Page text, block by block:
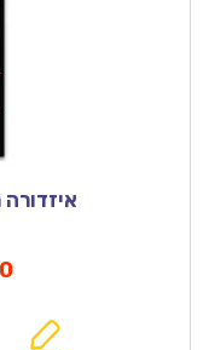
איזדורה מון 1 – הולכת
המחיר
הוא: